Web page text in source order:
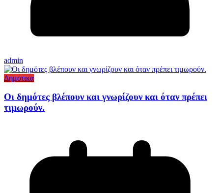
admin
Δημοτικα
Οι δημότες βλέπουν και γνωρίζουν και όταν πρέπει
τιμωρούν.